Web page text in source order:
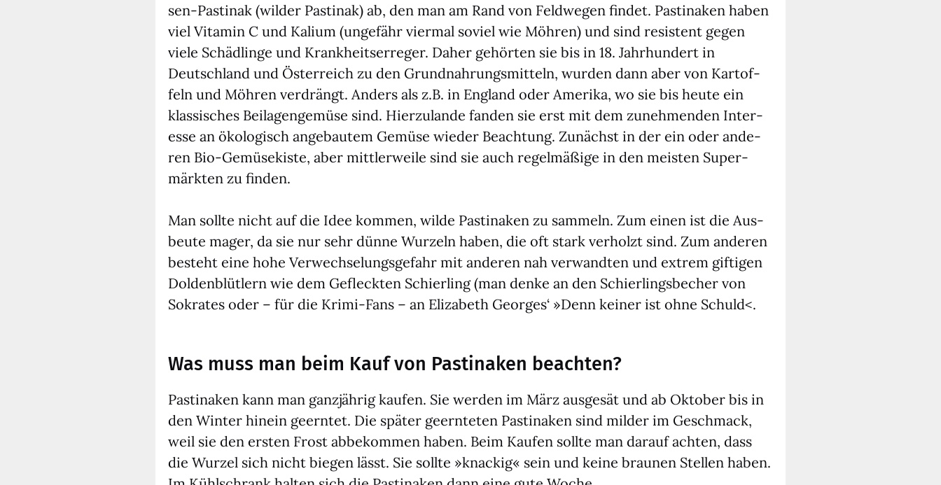
sen-Pas­ti­nak (wil­der Pas­ti­nak) ab, den man am Rand von Feld­we­gen fin­det. Pas­ti­na­ken haben
viel Vit­amin C und Kali­um (unge­fähr vier­mal soviel wie Möh­ren) und sind resis­tent gegen
vie­le Schäd­lin­ge und Krank­heits­er­re­ger. Daher gehör­ten sie bis in 18. Jahr­hun­dert in
Deutsch­land und Öster­reich zu den Grund­nah­rungs­mit­teln, wur­den dann aber von Kar­tof­
feln und Möh­ren ver­drängt. Anders als z.B. in Eng­land oder Ame­ri­ka, wo sie bis heu­te ein
klas­si­sches Bei­la­gen­ge­mü­se sind. Hier­zu­lan­de fan­den sie erst mit dem zuneh­men­den Inter­
es­se an öko­lo­gisch ange­bau­tem Gemü­se wie­der Beach­tung. Zunächst in der ein oder ande­
ren Bio-Gemü­se­kis­te, aber mitt­ler­wei­le sind sie auch regel­mä­ßi­ge in den meis­ten Super­
märk­ten zu fin­den.
Man soll­te nicht auf die Idee kom­men, wil­de Pas­ti­na­ken zu sam­meln. Zum einen ist die Aus­
beu­te mager, da sie nur sehr dün­ne Wur­zeln haben, die oft stark ver­holzt sind. Zum ande­ren
besteht eine hohe Ver­wech­se­lungs­ge­fahr mit ande­ren nah ver­wand­ten und extrem gif­ti­gen
Dol­den­blüt­lern wie dem Gefleck­ten Schier­ling (man den­ke an den Schier­lings­be­cher von
Sokra­tes oder – für die Kri­mi-Fans – an Eliza­beth Geor­ges‘ »Denn kei­ner ist ohne Schuld<.
Was muss man beim Kauf von Pastinaken beachten?
Pas­ti­na­ken kann man ganz­jäh­rig kau­fen. Sie wer­den im März aus­ge­sät und ab Okto­ber bis in
den Win­ter hin­ein geern­tet. Die spä­ter geern­te­ten Pas­ti­na­ken sind mil­der im Geschmack,
weil sie den ers­ten Frost abbe­kom­men haben. Beim Kau­fen soll­te man dar­auf ach­ten, dass
die Wur­zel sich nicht bie­gen lässt. Sie soll­te »kna­ckig« sein und kei­ne brau­nen Stel­len haben.